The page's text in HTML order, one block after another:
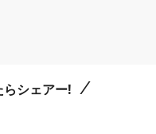
らシェアー!